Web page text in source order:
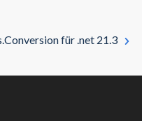
für .net 21.3